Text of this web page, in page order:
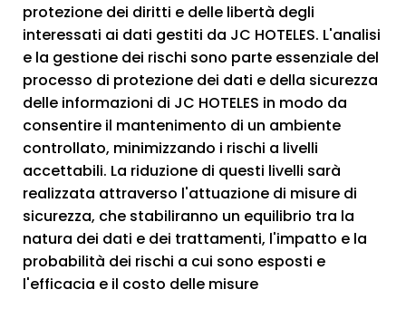
protezione dei diritti e delle libertà degli
interessati ai dati gestiti da JC HOTELES. L'analisi
e la gestione dei rischi sono parte essenziale del
processo di protezione dei dati e della sicurezza
delle informazioni di JC HOTELES in modo da
consentire il mantenimento di un ambiente
controllato, minimizzando i rischi a livelli
accettabili. La riduzione di questi livelli sarà
realizzata attraverso l'attuazione di misure di
sicurezza, che stabiliranno un equilibrio tra la
natura dei dati e dei trattamenti, l'impatto e la
probabilità dei rischi a cui sono esposti e
l'efficacia e il costo delle misure